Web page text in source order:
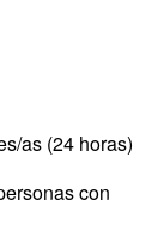
as (24 horas)
con